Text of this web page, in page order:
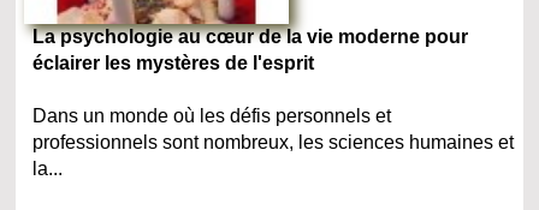
La psychologie au cœur de la vie moderne pour
éclairer les mystères de l'esprit
Dans un monde où les défis personnels et
professionnels sont nombreux, les sciences humaines et
la...